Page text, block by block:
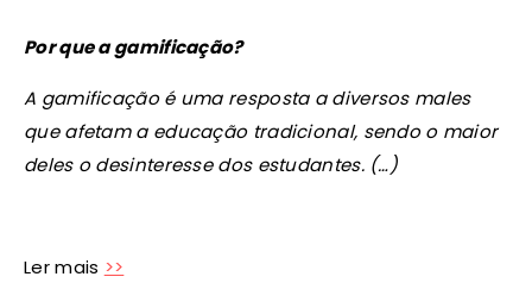
Por que a gamificação?
A gamificação é uma resposta a diversos males
que afetam a educação tradicional, sendo o maior
deles o desinteresse dos estudantes. (…)
Ler mais >>